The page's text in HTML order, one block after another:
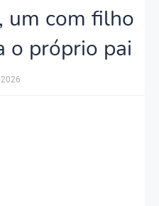
um com filho
o próprio pai